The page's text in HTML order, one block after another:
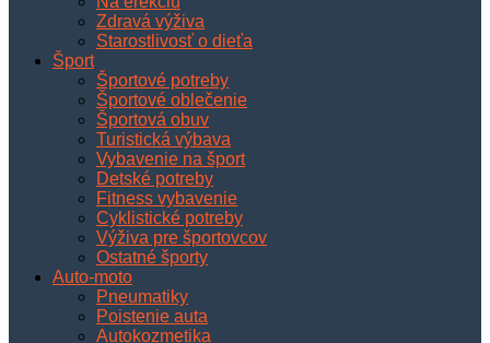
Zdravá výživa
Starostlivosť o dieťa
Šport
Športové potreby
Športové oblečenie
Športová obuv
Turistická výbava
Vybavenie na šport
Detské potreby
Fitness vybavenie
Cyklistické potreby
Výživa pre športovcov
Ostatné športy
Auto-moto
Pneumatiky
Poistenie auta
Autokozmetika